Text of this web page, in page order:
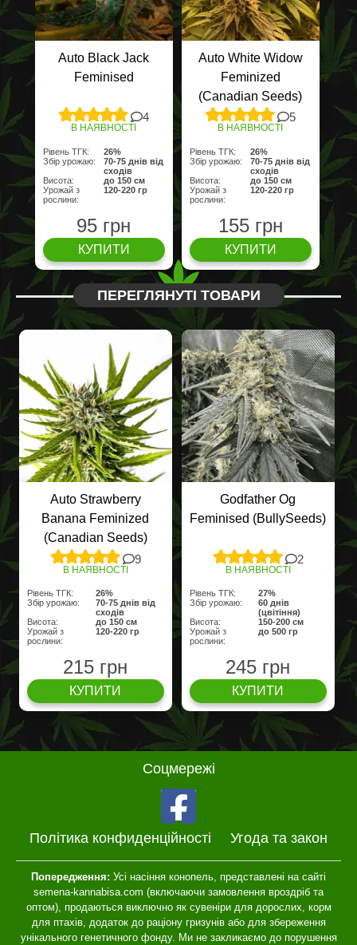
Auto Black Jack
Feminised
4
В НАЯВНОСТІ
Рівень ТГК:
26%
Збір урожаю:
70-75 днів від
сходів
Висота:
до 150 cм
Урожай з
рослини:
120-220 гр
95 грн
КУПИТИ
Auto White Widow
Feminized
(Canadian Seeds)
5
В НАЯВНОСТІ
Рівень ТГК:
26%
Збір урожаю:
70-75 днів від
сходів
Висота:
до 150 cм
Урожай з
рослини:
120-220 гр
155 грн
КУПИТИ
ПЕРЕГЛЯНУТІ ТОВАРИ
Auto Strawberry
Banana Feminized
(Canadian Seeds)
9
В НАЯВНОСТІ
Рівень ТГК:
26%
Збір урожаю:
70-75 днів від
сходів
Висота:
до 150 cм
Урожай з
рослини:
120-220 гр
215 грн
КУПИТИ
Godfather Og
Feminised (BullySeeds)
2
В НАЯВНОСТІ
Рівень ТГК:
27%
Збір урожаю:
60 днів
(цвітіння)
Висота:
150-200 см
Урожай з
рослини:
до 500 гр
245 грн
КУПИТИ
Соцмережі
Політика конфиденційності Угода та закон
Попередження: Усі насіння конопель, представлені на сайті
semena-kannabisa.com (включаючи замовлення вроздріб та
оптом), продаються виключно як сувеніри для дорослих, корм
для птахів, додаток до раціону гризунів або для збереження
унікального генетичного фонду. Ми не закликаємо до порушення